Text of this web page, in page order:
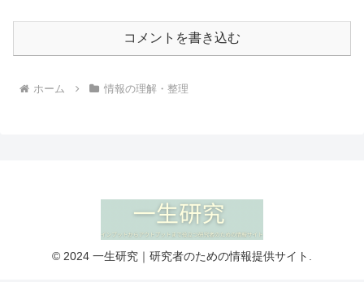
コメントを書き込む
ホーム 情報の理解・整理
© 2024 一生研究｜研究者のための情報提供サイト.